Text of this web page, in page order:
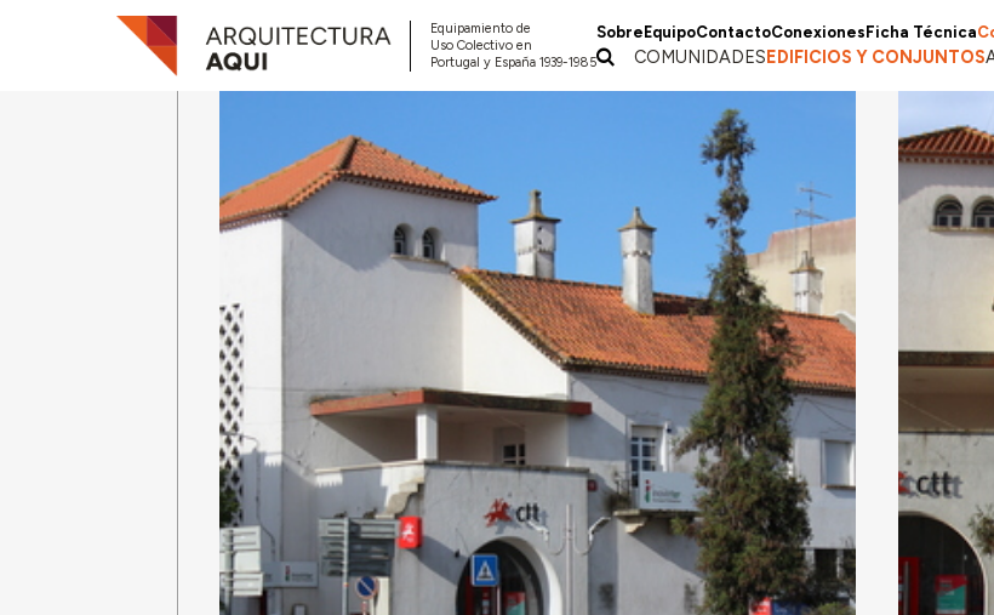
Equipamiento de
Uso Colectivo en
Portugal y España 1939-1985
Sobre EquipoContactoConexiones Ficha Técnica
COMUNIDADESEDIFICIOS Y CONJUNTOS